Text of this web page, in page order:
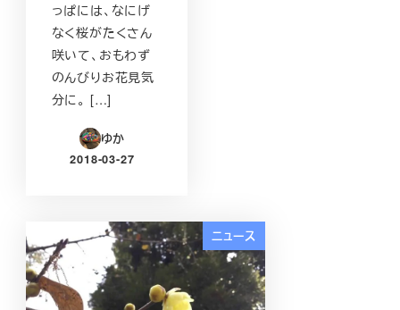
っぱには、なにげ
なく桜がたくさん
咲いて、おもわず
のんびりお花見気
分に。 […]
ゆか
投稿日
2018-03-27
ニュース